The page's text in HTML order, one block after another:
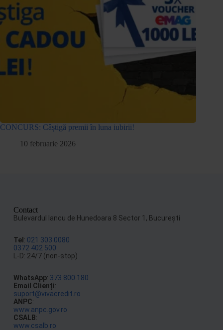
CONCURS: Câștigă premii în luna iubirii!
10 februarie 2026
Contact
Bulevardul Iancu de Hunedoara 8 Sector 1, Bucureşti
Tel: 021 303 0080
0372 402 500
L-D: 24/7 (non-stop)
WhatsApp: 373 800 180
Email Clienți:
suport@vivacredit.ro
ANPC:
www.anpc.gov.ro
CSALB:
www.csalb.ro